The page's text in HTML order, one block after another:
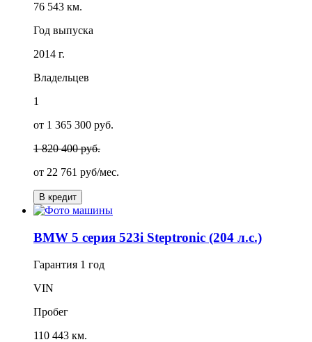
76 543 км.
Год выпуска
2014 г.
Владельцев
1
от 1 365 300 руб.
1 820 400 руб.
от 22 761 руб/мес.
В кредит
BMW 5 серия 523i Steptronic (204 л.с.)
Гарантия 1 год
VIN
Пробег
110 443 км.